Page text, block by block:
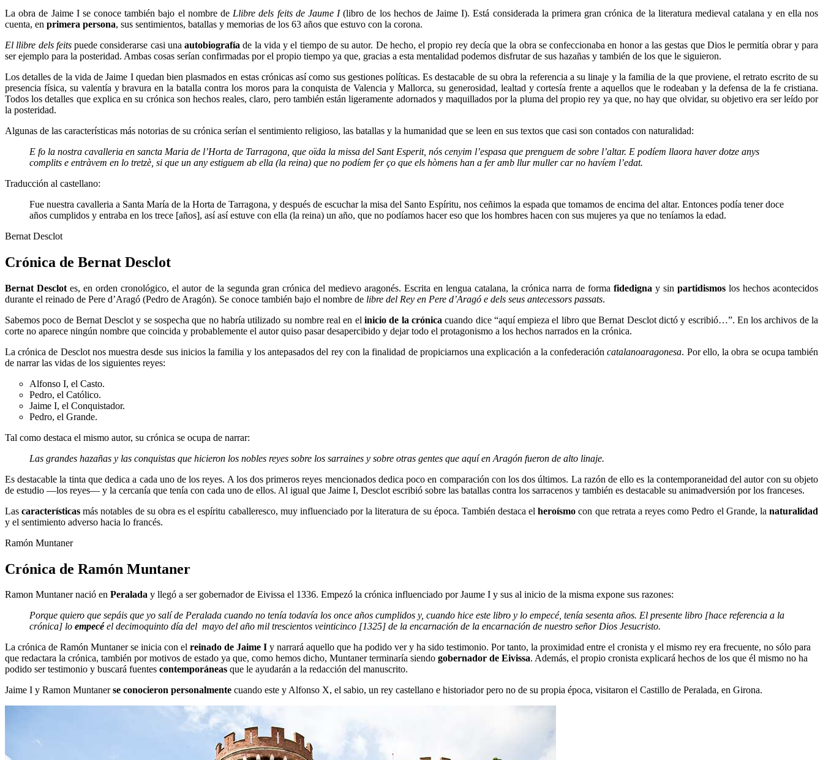
La obra de Jaime I se conoce también bajo el nombre de Llibre dels feits de Jaume I(libro de los hechos de Jaime I). Está considerada la primera gran crónica de la literatura medieval catalana y en ella nos
cuenta, en primera persona, sus sentimientos, batallas y memorias de los 63 años que estuvo con la corona.
El llibre dels feitspuede considerarse casi una autobiografía de la vida y el tiempo de su autor. De hecho, el propio rey decía que la obra se confeccionaba en honor a las gestas que Dios le permitía obrar y para
ser ejemplo para la posteridad. Ambas cosas serían confirmadas por el propio tiempo ya que, gracias a esta mentalidad podemos disfrutar de sus hazañas y también de los que le siguieron.
Los detalles de la vida de Jaime I quedan bien plasmados en estas crónicas así como sus gestiones políticas. Es destacable de su obra la referencia a su linaje y la familia de la que proviene, el retrato escrito de su
presencia física, su valentía y bravura en la batalla contra los moros para la conquista de Valencia y Mallorca, su generosidad, lealtad y cortesía frente a aquellos que le rodeaban y la defensa de la fe cristiana.
Todos los detalles que explica en su crónica son hechos reales, claro, pero también están ligeramente adornados y maquillados por la pluma del propio rey ya que, no hay que olvidar, su objetivo era ser leído por
la posteridad.
Algunas de las características más notorias de su crónica serían el sentimiento religioso, las batallas y la humanidad que se leen en sus textos que casi son contados con naturalidad:
E fo la nostra cavalleria en sancta Maria de l’Horta de Tarragona, que oïda la missa del Sant Esperit, nós cenyim l’espasa que prenguem de sobre l’altar. E podíem llaora haver dotze anys
complits e entràvem en lo tretzè, si que un any estiguem ab ella (la reina) que no podíem fer ço que els hòmens han a fer amb llur muller car no havíem l’edat.
Traducción al castellano:
Fue nuestra cavalleria a Santa María de la Horta de Tarragona, y después de escuchar la misa del Santo Espíritu, nos ceñimos la espada que tomamos de encima del altar. Entonces podía tener doce
años cumplidos y entraba en los trece [años], así así estuve con ella (la reina) un año, que no podíamos hacer eso que los hombres hacen con sus mujeres ya que no teníamos la edad.
Bernat Desclot
Crónica de Bernat Desclot
Bernat Desclotes, en orden cronológico, el autor de la segunda gran crónica del medievo aragonés. Escrita en lengua catalana, la crónica narra de forma fidedigna y sin partidismoslos hechos acontecidos
durante el reinado de Pere d’Aragó (Pedro de Aragón). Se conoce también bajo el nombre de libre del Rey en Pere d’Aragó e dels seus antecessors passats.
Sabemos poco de Bernat Desclot y se sospecha que no habría utilizado su nombre real en elinicio de la crónica cuando dice “aquí empieza el libro que Bernat Desclot dictó y escribió…”. En los archivos de la
corte no aparece ningún nombre que coincida y probablemente el autor quiso pasar desapercibido y dejar todo el protagonismo a los hechos narrados en la crónica.
La crónica de Desclot nos muestra desde sus inicios la familia y los antepasados del rey con la finalidad de propiciarnos una explicación a la confederacióncatalanoaragonesa. Por ello, la obra se ocupa también
de narrar las vidas de los siguientes reyes:
Alfonso I, el Casto.
Pedro, el Católico.
Jaime I, el Conquistador.
Pedro, el Grande.
Tal como destaca el mismo autor, su crónica se ocupa de narrar:
Las grandes hazañas y las conquistas que hicieron los nobles reyes sobre los sarraines y sobre otras gentes que aquí en Aragón fueron de alto linaje.
Es destacable la tinta que dedica a cada uno de los reyes. A los dos primeros reyes mencionados dedica poco en comparación con los dos últimos. La razón de ello es la contemporaneidad del autor con su objeto
de estudio —los reyes— y la cercanía que tenía con cada uno de ellos. Al igual que Jaime I, Desclot escribió sobre las batallas contra los sarracenos y también es destacable su animadversión por los franceses.
Lascaracterísticas más notables de su obra es el espíritu caballeresco, muy influenciado por la literatura de su época. También destaca elheroísmo con que retrata a reyes como Pedro el Grande, lanaturalidad
y el sentimiento adverso hacia lo francés.
Ramón Muntaner
Crónica de Ramón Muntaner
Ramon Muntaner nació en Peralada y llegó a ser gobernador de Eivissa el 1336. Empezó la crónica influenciado por Jaume I y sus al inicio de la misma expone sus razones:
Porque quiero que sepáis que yo salí de Peralada cuando no tenía todavía los once años cumplidos y, cuando hice este libro y lo empecé, tenía sesenta años. El presente libro [hace referencia a la
crónica] lo empecé el decimoquinto día del mayo del año mil trescientos veinticinco [1325] de la encarnación de la encarnación de nuestro señor Dios Jesucristo.
La crónica de Ramón Muntaner se inicia con el reinado de Jaime I y narrará aquello que ha podido ver y ha sido testimonio. Por tanto, la proximidad entre el cronista y el mismo rey era frecuente, no sólo para
que redactara la crónica, también por motivos de estado ya que, como hemos dicho, Muntaner terminaría siendo gobernador de Eivissa. Además, el propio cronista explicará hechos de los que él mismo no ha
podido ser testimonio y buscará fuentes contemporáneas que le ayudarán a la redacción del manuscrito.
Jaime I y Ramon Muntanerse conocieron personalmente cuando este y Alfonso X, el sabio, un rey castellano e historiador pero no de su propia época, visitaron el Castillo de Peralada, en Girona.